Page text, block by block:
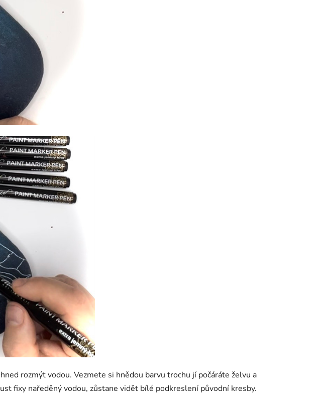
rozmýt vodou. Vezmete si hnědou barvu trochu jí počáráte želvu a
fixy naředěný vodou, zůstane vidět bílé podkreslení původní kresby.